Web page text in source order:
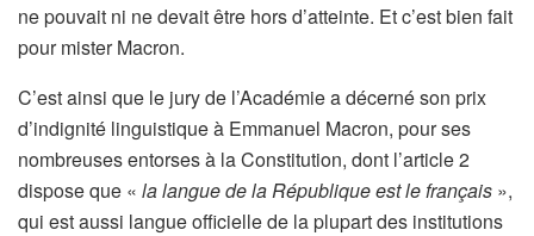
ne pouvait ni ne devait être hors d’atteinte. Et c’est bien fait
pour mister Macron.
C’est ainsi que le jury de l’Académie a décerné son prix
d’indignité linguistique à Emmanuel Macron, pour ses
nombreuses entorses à la Constitution, dont l’article 2
dispose que « la langue de la République est le français »,
qui est aussi langue officielle de la plupart des institutions